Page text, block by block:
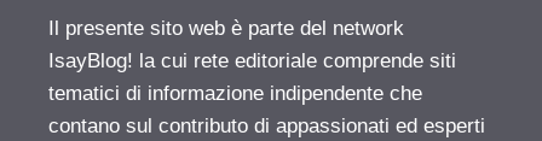
Il presente sito web è parte del network
IsayBlog! la cui rete editoriale comprende siti
tematici di informazione indipendente che
contano sul contributo di appassionati ed esperti